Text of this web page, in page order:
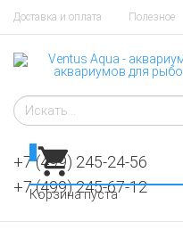
Доставка и оплата Полезное
+7 (499) 245-24-56
+7 (499) 245-67-12
Корзина пуста